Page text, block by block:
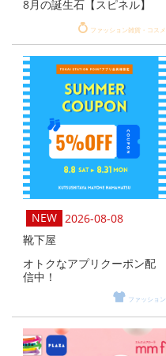
8月の誕生石【スピネル】
ファッション雑貨・コスメ
2026-08-08
靴下屋
オトクなアプリクーポン配
信中！
ファッション